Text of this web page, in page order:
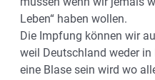
Leben“ haben wollen.
Die Impfung können wir
weil Deutschland weder
eine Blase sein wird wo